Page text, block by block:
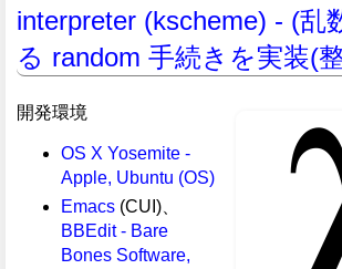
interpreter (kscheme) - (乱
る random 手続きを実装(
開発環境
OS X Yosemite -
Apple, Ubuntu (OS)
Emacs(CUI)、
BBEdit - Bare
Bones Software,